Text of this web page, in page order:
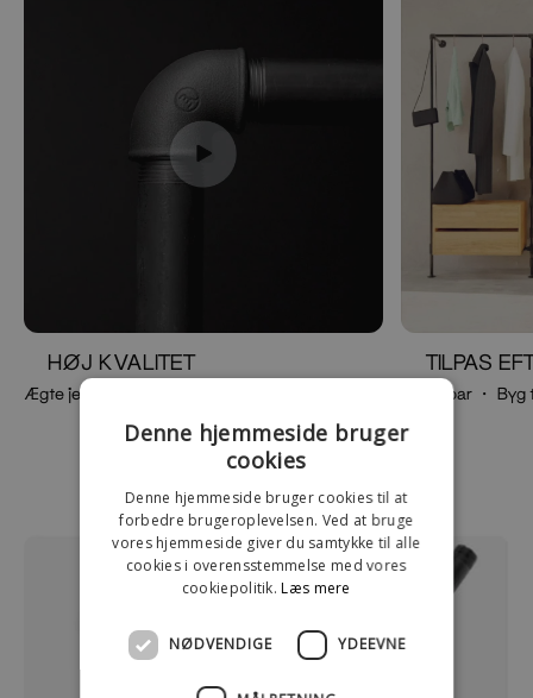
Ægte jern ・Coatede rør ・Gevindrør
HØJ KVALITET
Justerbar ・
TILPAS
Denne hjemmeside bruger
cookies
Denne hjemmeside bruger cookies til at
forbedre brugeroplevelsen. Ved at bruge
vores hjemmeside giver du samtykke til alle
cookies i overensstemmelse med vores
cookiepolitik.Læs mere
NØDVENDIGE YDEEVNE